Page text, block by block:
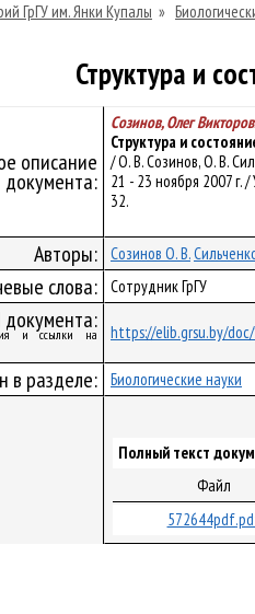
ГрГУ им. Янки Купалы »
Структура и
описание
документа:
Созинов, Олег
Структура и
/ О. В. Созинов, О. В.
21 - 23 ноября 2007 г.
32.
Авторы: Созинов О. В.
слова: Сотрудник ГрГУ
документа:
и ссылки на https://elib.grsu.by/
в разделе: Биологические науки
Полный текст
Файл